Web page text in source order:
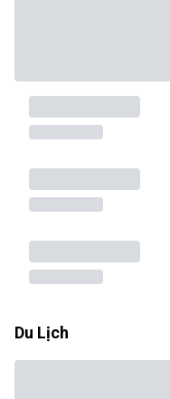
Du Lịch